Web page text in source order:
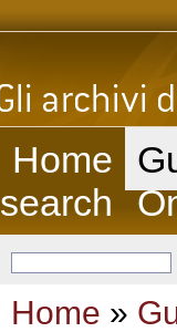
Home
search
Home »